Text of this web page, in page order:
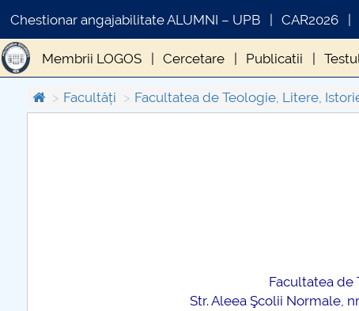
Chestionar angajabilitate ALUMNI – UPB CAR2026
Membrii LOGOS Cercetare Publicatii
Facultăți
Facultatea de Teologie, Litere,
Facultatea de
Str. Aleea Şcolii Normale,